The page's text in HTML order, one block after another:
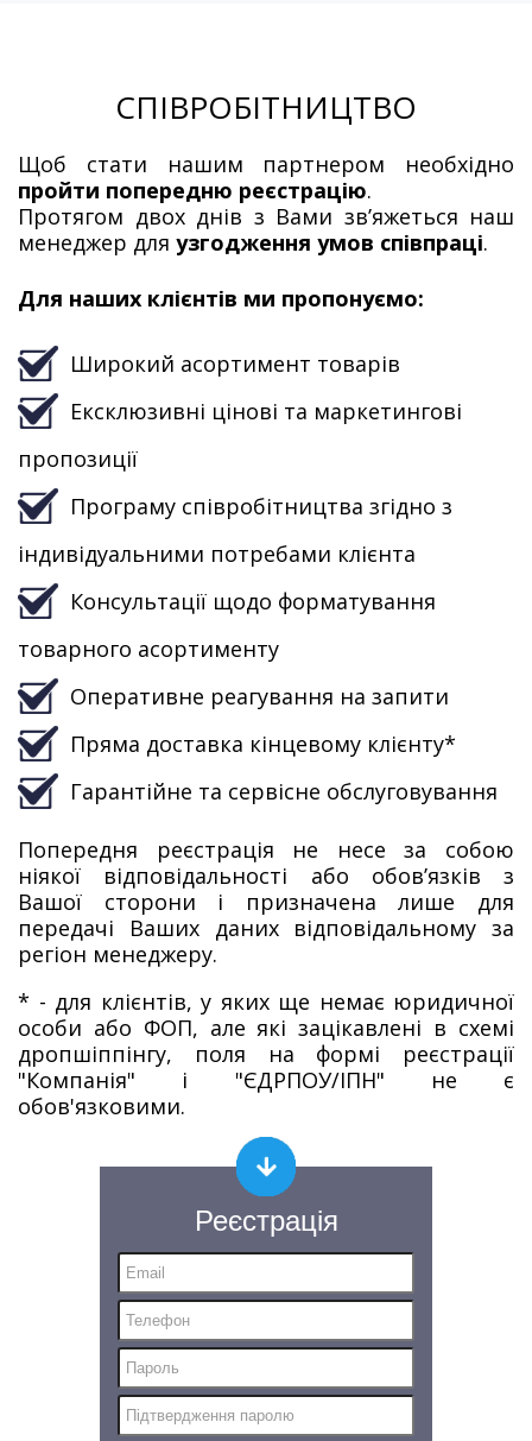
СПІВРОБІТНИЦТВО
Щоб стати нашим партнером необхідно
пройти попередню реєстрацію.
Протягом двох днів з Вами зв’яжеться наш
менеджер для узгодження умов співпраці.
Для наших клієнтів ми пропонуємо:
Широкий асортимент товарів
Ексклюзивні цінові та маркетингові
пропозиції
Програму співробітництва згідно з
індивідуальними потребами клієнта
Консультації щодо форматування
товарного асортименту
Оперативне реагування на запити
Пряма доставка кінцевому клієнту*
Гарантійне та сервісне обслуговування
Попередня реєстрація не несе за собою
ніякої відповідальності або обов’язків з
Вашої сторони і призначена лише для
передачі Ваших даних відповідальному за
регіон менеджеру.
* - для клієнтів, у яких ще немає юридичної
особи або ФОП, але які зацікавлені в схемі
дропшіппінгу, поля на формі реєстрації
"Компанія" і "ЄДРПОУ/ІПН" не є
обов'язковими.
Реєстрація